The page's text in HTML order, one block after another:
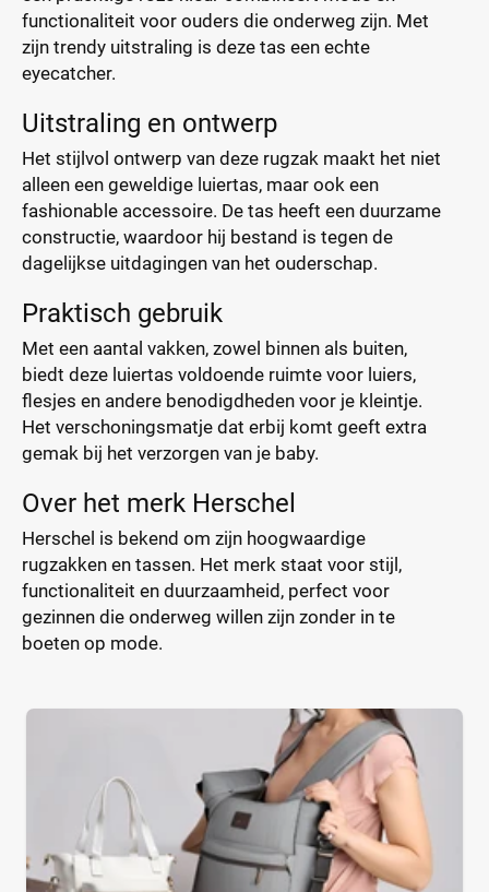
functionaliteit voor ouders die onderweg zijn. Met
zijn trendy uitstraling is deze tas een echte
eyecatcher.
Uitstraling en ontwerp
Het stijlvol ontwerp van deze rugzak maakt het niet
alleen een geweldige luiertas, maar ook een
fashionable accessoire. De tas heeft een duurzame
constructie, waardoor hij bestand is tegen de
dagelijkse uitdagingen van het ouderschap.
Praktisch gebruik
Met een aantal vakken, zowel binnen als buiten,
biedt deze luiertas voldoende ruimte voor luiers,
flesjes en andere benodigdheden voor je kleintje.
Het verschoningsmatje dat erbij komt geeft extra
gemak bij het verzorgen van je baby.
Over het merk Herschel
Herschel is bekend om zijn hoogwaardige
rugzakken en tassen. Het merk staat voor stijl,
functionaliteit en duurzaamheid, perfect voor
gezinnen die onderweg willen zijn zonder in te
boeten op mode.